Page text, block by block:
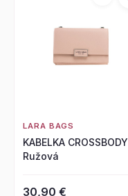
LARA BAGS
KABELKA CROSSBODY
Ružová
30,90 €